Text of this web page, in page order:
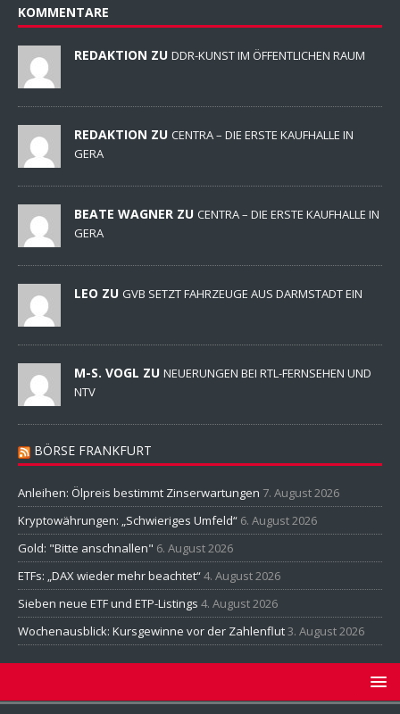
KOMMENTARE
REDAKTION ZU DDR-KUNST IM ÖFFENTLICHEN RAUM
REDAKTION ZU CENTRA – DIE ERSTE KAUFHALLE IN
GERA
BEATE WAGNER ZU CENTRA – DIE ERSTE KAUFHALLE IN
GERA
LEO ZU GVB SETZT FAHRZEUGE AUS DARMSTADT EIN
M-S. VOGL ZU NEUERUNGEN BEI RTL-FERNSEHEN UND
NTV
BÖRSE FRANKFURT
Anleihen: Ölpreis bestimmt Zinserwartungen 7. August 2026
Kryptowährungen: „Schwieriges Umfeld“ 6. August 2026
Gold: "Bitte anschnallen" 6. August 2026
ETFs: „DAX wieder mehr beachtet“4. August 2026
Sieben neue ETF und ETP-Listings 4. August 2026
Wochenausblick: Kursgewinne vor der Zahlenflut3. August 2026